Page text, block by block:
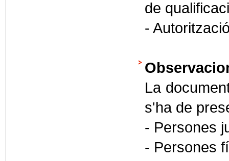
de
-
La
s'ha de
- Persones
- Persones